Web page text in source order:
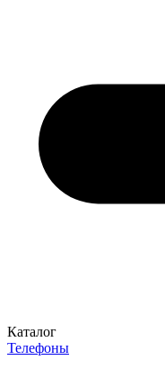
Каталог
Телефоны